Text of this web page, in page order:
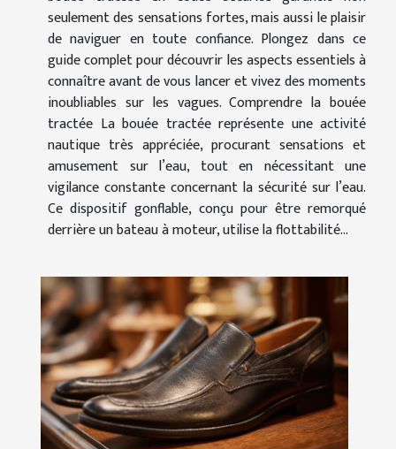
seulement des sensations fortes, mais aussi le plaisir
de naviguer en toute confiance. Plongez dans ce
guide complet pour découvrir les aspects essentiels à
connaître avant de vous lancer et vivez des moments
inoubliables sur les vagues. Comprendre la bouée
tractée La bouée tractée représente une activité
nautique très appréciée, procurant sensations et
amusement sur l’eau, tout en nécessitant une
vigilance constante concernant la sécurité sur l’eau.
Ce dispositif gonflable, conçu pour être remorqué
derrière un bateau à moteur, utilise la flottabilité...